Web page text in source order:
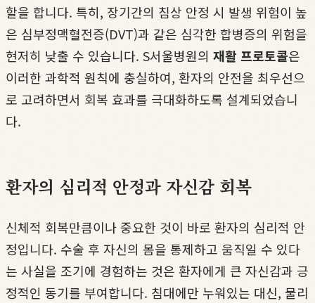
할을 합니다. 특히, 장기간의 침상 안정 시 발생 위험이 높
은 심부정맥혈전증(DVT)과 같은 심각한 합병증의 위험을
현저히 낮출 수 있습니다. S서울병원의 재활 프로토콜은
이러한 과학적 원칙에 충실하여, 환자의 안전을 최우선으
로 고려하면서 회복 효과를 극대화하도록 설계되었습니
다.
환자의 심리적 안정과 자신감 회복
신체적 회복만큼이나 중요한 것이 바로 환자의 심리적 안
정입니다. 수술 후 자신의 몸을 통제하고 움직일 수 있다
는 사실을 조기에 경험하는 것은 환자에게 큰 자신감과 긍
정적인 동기를 부여합니다. 침대에만 누워있는 대신, 물리